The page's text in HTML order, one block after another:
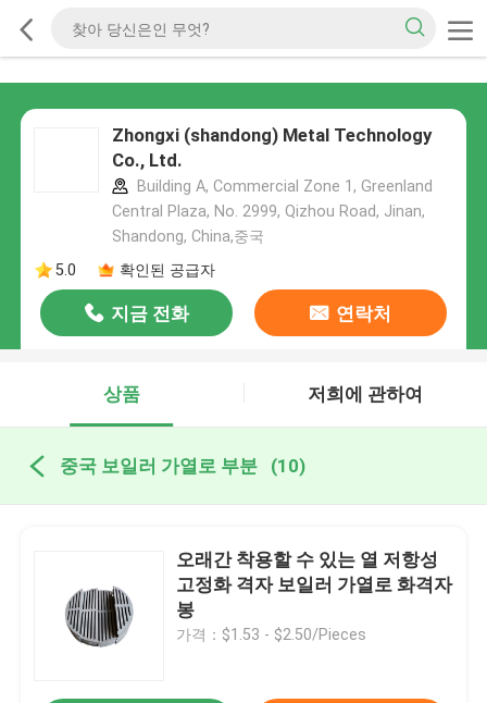
Zhongxi (shandong) Metal Technology
Co., Ltd.
Building A, Commercial Zone 1, Greenland
Central Plaza, No. 2999, Qizhou Road, Jinan,
Shandong, China,중국
5.0
확인된 공급자
지금 전화 연락처
상품 저희에 관하여
중국 보일러 가열로 부분 (10)
오래간 착용할 수 있는 열 저항성
고정화 격자 보일러 가열로 화격자
봉
가격：$1.53 - $2.50/Pieces